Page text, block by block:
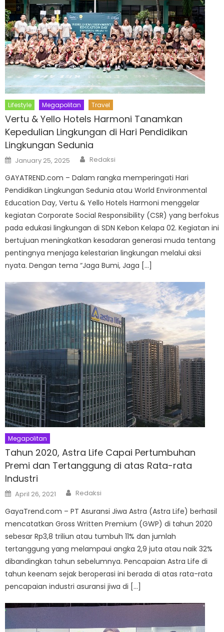
Lifestyle Megapolitan Travel
Vertu & Yello Hotels Harmoni Tanamkan
Kepedulian Lingkungan di Hari Pendidikan
Lingkungan Sedunia
Posted
on
January 25, 2025 Author
Redaksi
GAYATREND.com – Dalam rangka memperingati Hari
Pendidikan Lingkungan Sedunia atau World Environmental
Education Day, Vertu & Yello Hotels Harmoni menggelar
kegiatan Corporate Social Responsibility (CSR) yang berfokus
pada edukasi lingkungan di SDN Kebon Kelapa 02. Kegiatan ini
bertujuan meningkatkan kesadaran generasi muda tentang
pentingnya menjaga kelestarian lingkungan melalui aksi
nyata. Dengan tema “Jaga Bumi, Jaga […]
Megapolitan
Tahun 2020, Astra Life Capai Pertumbuhan
Premi dan Tertanggung di atas Rata-rata
Industri
Posted
on
April 26, 2021 Author
Redaksi
GayaTrend.com – PT Asuransi Jiwa Astra (Astra Life) berhasil
mencatatkan Gross Written Premium (GWP) di tahun 2020
sebesar Rp3,8 triliun atau tumbuh 11% dan jumlah
tertanggung yang melampaui angka 2,9 juta atau naik 32%
dibandingkan tahun sebelumnya. Pencapaian Astra Life di
tahun keenam sejak beroperasi ini berada di atas rata-rata
pencapaian industri asuransi jiwa di […]